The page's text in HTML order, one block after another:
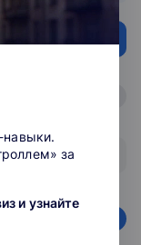
навыки.
за
и узнайте